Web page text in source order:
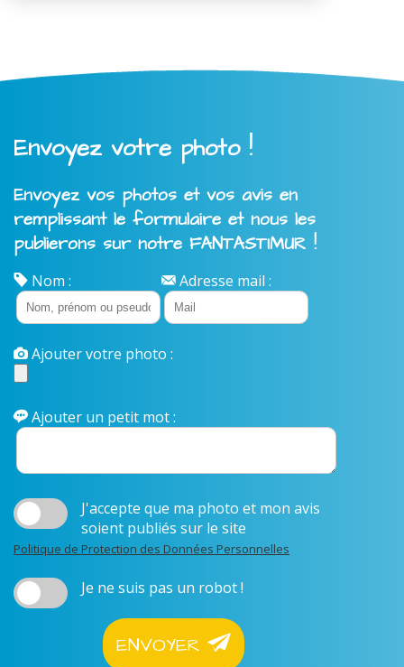
Envoyez votre photo !
Envoyez vos photos et vos avis en
remplissant le formulaire et nous les
publierons sur notre FANTASTIMUR !
Nom : Adresse mail :
Ajouter votre photo :
Ajouter un petit mot :
J'accepte que ma photo et mon avis
soient publiés sur le site
Politique de Protection des Données Personnelles
Je ne suis pas un robot !
ENVOYER